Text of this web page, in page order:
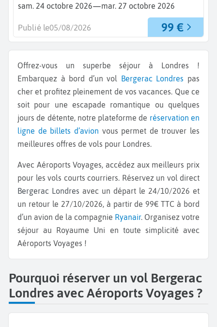
sam. 24 octobre 2026—mar. 27 octobre 2026
99 €
Publié le05/08/2026
Offrez-vous un superbe séjour à Londres !
Embarquez à bord d’un vol Bergerac Londres pas
cher et profitez pleinement de vos vacances. Que ce
soit pour une escapade romantique ou quelques
jours de détente, notre plateforme de réservation en
ligne de billets d’avion vous permet de trouver les
meilleures offres de vols pour Londres.
Avec Aéroports Voyages, accédez aux meilleurs prix
pour les vols courts courriers. Réservez un vol direct
Bergerac Londres avec un départ le 24/10/2026 et
un retour le 27/10/2026, à partir de 99€ TTC à bord
d’un avion de la compagnie Ryanair. Organisez votre
séjour au Royaume Uni en toute simplicité avec
Aéroports Voyages !
Pourquoi réserver un vol Bergerac
Londres avec Aéroports Voyages ?